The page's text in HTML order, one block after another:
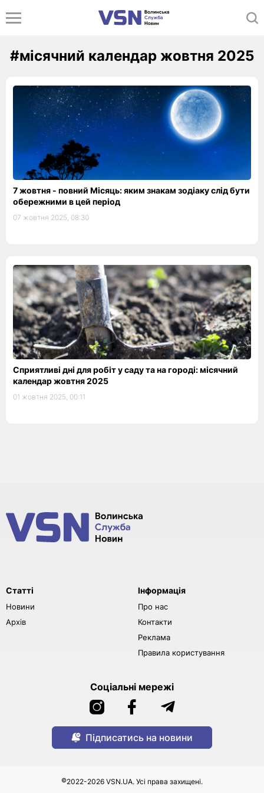
#місячний календар жовтня 2025
7 жовтня - повний Місяць: яким знакам зодіаку слід бути
обережними в цей період
07 жовтня 2025, 08:30
Сприятливі дні для робіт у саду та на городі: місячний
календар жовтня 2025
01 жовтня 2025, 00:11
Статті
Новини
Архів
Інформація
Про нас
Контакти
Реклама
Правила користування
Соціальні мережі
Підписатись на новини
©2022-2026 VSN.UA. Усі права захищені.